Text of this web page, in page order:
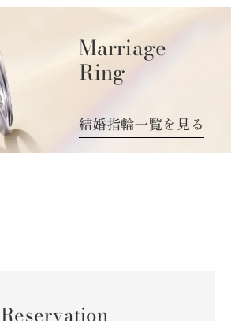
Marriage
Ring
結婚指輪一覧を見る